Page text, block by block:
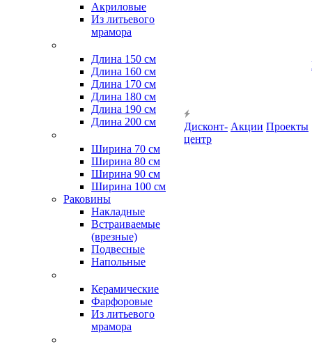
Акриловые
Из литьевого
мрамора
Длина 150 см
Длина 160 см
Длина 170 см
Длина 180 см
Длина 190 см
Длина 200 см
Ширина 70 см
Ширина 80 см
Ширина 90 см
Ширина 100 см
Раковины
Накладные
Встраиваемые
(врезные)
Подвесные
Напольные
Керамические
Фарфоровые
Из литьевого
мрамора
Дисконт-
центр
Акции Проекты